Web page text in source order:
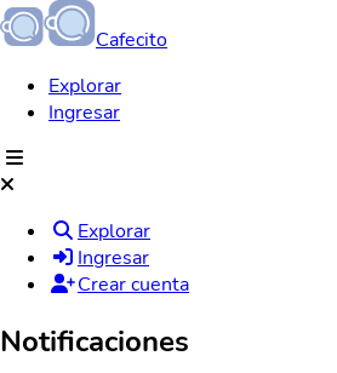
Cafecito
Explorar
Ingresar
Explorar
Ingresar
Crear cuenta
Notificaciones